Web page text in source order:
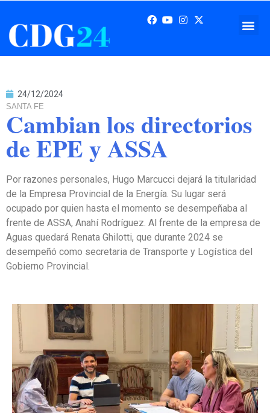
24/12/2024
SANTA FE
Cambian los directorios
de EPE y ASSA
Por razones personales, Hugo Marcucci dejará la titularidad
de la Empresa Provincial de la Energía. Su lugar será
ocupado por quien hasta el momento se desempeñaba al
frente de ASSA, Anahí Rodríguez. Al frente de la empresa de
Aguas quedará Renata Ghilotti, que durante 2024 se
desempeñó como secretaria de Transporte y Logística del
Gobierno Provincial.